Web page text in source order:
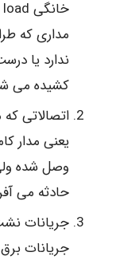
مداری که
ندارد یا
کشیده می
یعنی مدار
وصل شده
حادثه می
جریانات